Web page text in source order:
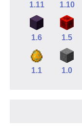
1.11 1.10
1.6 1.5
1.1 1.0